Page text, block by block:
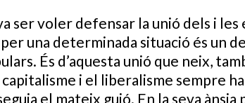
ser voler defensar la unió dels i
una determinada situació és un
És d’aquesta unió que neix,
i el liberalisme sempre
el mateix guió. En la seva